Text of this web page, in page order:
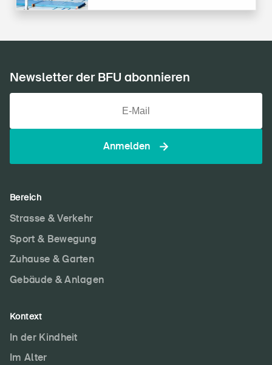
Newsletter der BFU abonnieren
Anmelden
Bereich
Strasse & Verkehr
Sport & Bewegung
Zuhause & Garten
Gebäude & Anlagen
Kontext
In der Kindheit
Im Alter